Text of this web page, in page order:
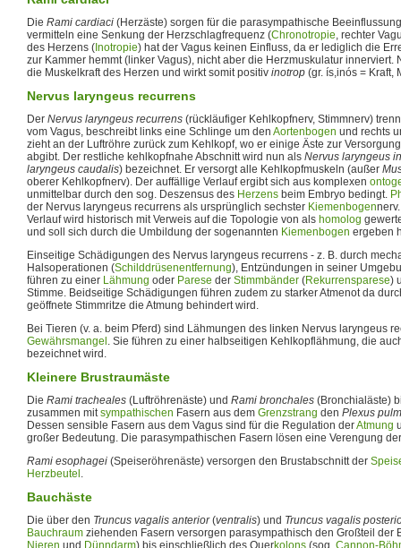
Die Rami cardiaci (Herzäste) sorgen für die parasympathische
vermitteln eine Senkung der Herzschlagfrequenz (Chronotropie, rechter
des Herzens ( Inotropie) hat der Vagus keinen Einfluss, da er lediglich die
zur Kammer hemmt (linker Vagus), nicht aber die Herzmuskulatur innerviert.
die Muskelkraft des Herzen und wirkt somit positiv inotrop (gr. ís,inós = Kraft,
Nervus laryngeus recurrens
Der Nervus laryngeus recurrens (rückläufiger Kehlkopfnerv, Stimmnerv)
vom Vagus, beschreibt links eine Schlinge um den Aortenbogen und rechts
zieht an der Luftröhre zurück zum Kehlkopf, wo er einige Äste zur
abgibt. Der restliche kehlkopfnahe Abschnitt wird nun als Nervus laryngeus
laryngeus caudalis) bezeichnet. Er versorgt alle Kehlkopfmuskeln (außer
oberer Kehlkopfnerv). Der auffällige Verlauf ergibt sich aus komplexen
unmittelbar durch den sog. Deszensus des Herzens beim Embryo bedingt.
der Nervus laryngeus recurrens als ursprünglich sechster Kiemenbogen
Verlauf wird historisch mit Verweis auf die Topologie von als homolog
und soll sich durch die Umbildung der sogenannten Kiemenbogen ergeben
Einseitige Schädigungen des Nervus laryngeus recurrens - z. B. durch
Halsoperationen (Schilddrüsenentfernung), Entzündungen in seiner
führen zu einer Lähmung oder Parese der Stimmbänder (Rekurrensparese)
Stimme. Beidseitige Schädigungen führen zudem zu starker Atmenot da
geöffnete Stimmritze die Atmung behindert wird.
Bei Tieren (v. a. beim Pferd) sind Lähmungen des linken Nervus laryngeus
Gewährsmangel . Sie führen zu einer halbseitigen Kehlkopflähmung, die
bezeichnet wird.
Kleinere Brustraumäste
Die Rami tracheales (Luftröhrenäste) und Rami bronchales (Bronchialäste)
zusammen mitsympathischen Fasern aus dem Grenzstrang den Plexus
Dessen sensible Fasern aus dem Vagus sind für die Regulation derAtmung
großer Bedeutung. Die parasympathischen Fasern lösen eine Verengung
Rami esophagei (Speiseröhrenäste) versorgen den Brustabschnitt der
Herzbeutel .
Bauchäste
Die über den Truncus vagalis anterior(ventralis) und Truncus vagalis
Bauchraum ziehenden Fasern versorgen parasympathisch den Großteil der
Nieren und Dünndarm) bis einschließlich des Querkolons (sog. Cannon-